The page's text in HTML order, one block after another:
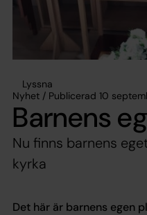
Lyssna
Nyhet / Publicerad 10
Barnens
Nu finns barnens
kyrka
Det här är barnens egen